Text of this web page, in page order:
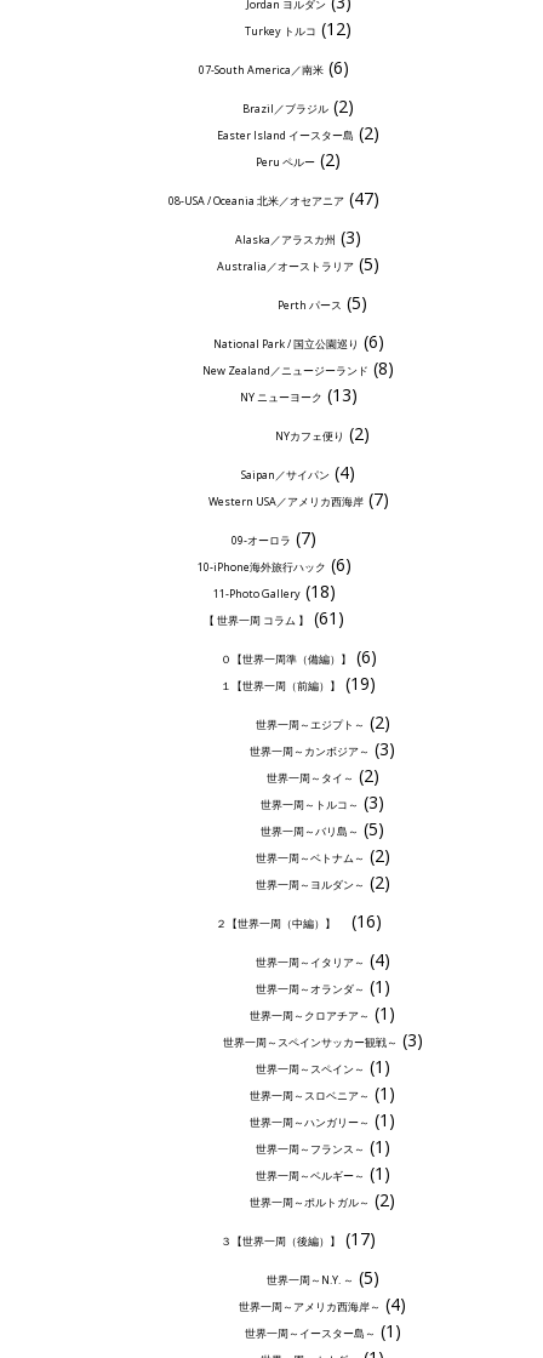
Jordan ヨルダン
Turkey トルコ (12)
07-South America／南米 (6)
Brazil／ブラジル (2)
Easter Island イースター島 (2)
Peru ペルー (2)
08-USA / Oceania 北米／オセアニア (47)
Alaska／アラスカ州 (3)
Australia／オーストラリア (5)
Perth パース (5)
National Park / 国立公園巡り (6)
New Zealand／ニュージーランド (8)
NY ニューヨーク (13)
NYカフェ便り (2)
Saipan／サイパン (4)
Western USA／アメリカ西海岸(7)
09-オーロラ (7)
10-iPhone海外旅行ハック (6)
11-Photo Gallery(18)
【 世界一周 コラム 】 (61)
０【世界一周準（備編）】 (6)
１【世界一周（前編）】 (19)
世界一周～エジプト～ (2)
世界一周～カンボジア～ (3)
世界一周～タイ～ (2)
世界一周～トルコ～ (3)
世界一周～バリ島～ (5)
世界一周～ベトナム～ (2)
世界一周～ヨルダン～ (2)
２【世界一周（中編）】 (16)
世界一周～イタリア～ (4)
世界一周～オランダ～ (1)
世界一周～クロアチア～ (1)
世界一周～スペインサッカー観戦～ (3)
世界一周～スペイン～ (1)
世界一周～スロベニア～ (1)
世界一周～ハンガリー～ (1)
世界一周～フランス～ (1)
世界一周～ベルギー～ (1)
世界一周～ポルトガル～ (2)
３【世界一周（後編）】 (17)
世界一周～N.Y. ～ (5)
世界一周～アメリカ西海岸～ (4)
世界一周～イースター島～ (1)